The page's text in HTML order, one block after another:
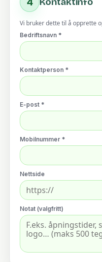
Vi bruker dette til å opprette
Bedriftsnavn *
Kontaktperson *
E-post *
Mobilnummer *
Nettside
Notat (valgfritt)